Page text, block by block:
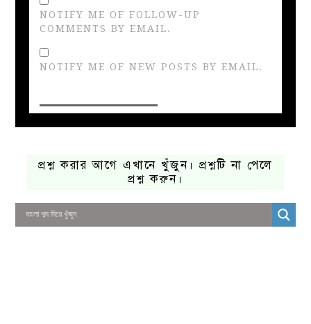
NOTIFY ME OF FOLLOW-UP
COMMENTS BY EMAIL.
NOTIFY ME OF NEW POSTS BY EMAIL.
প্রশ্ন করার আগে এখানে খুঁজুন। প্রশ্নটি না পেলে
প্রশ্ন করুন।